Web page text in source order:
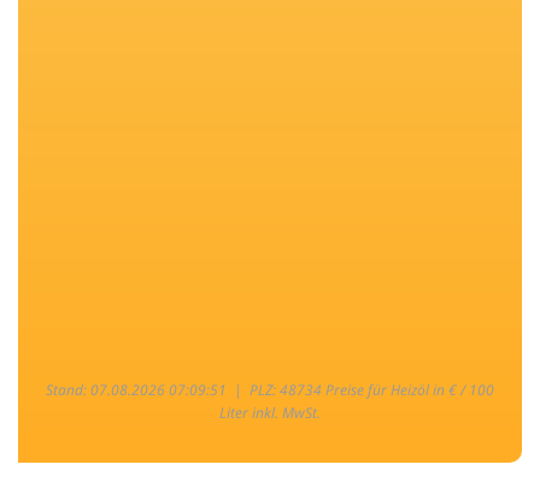
Stand: 07.08.2026 07:09:51 | PLZ: 48734 Preise für Heizöl in € / 100
Liter inkl. MwSt.